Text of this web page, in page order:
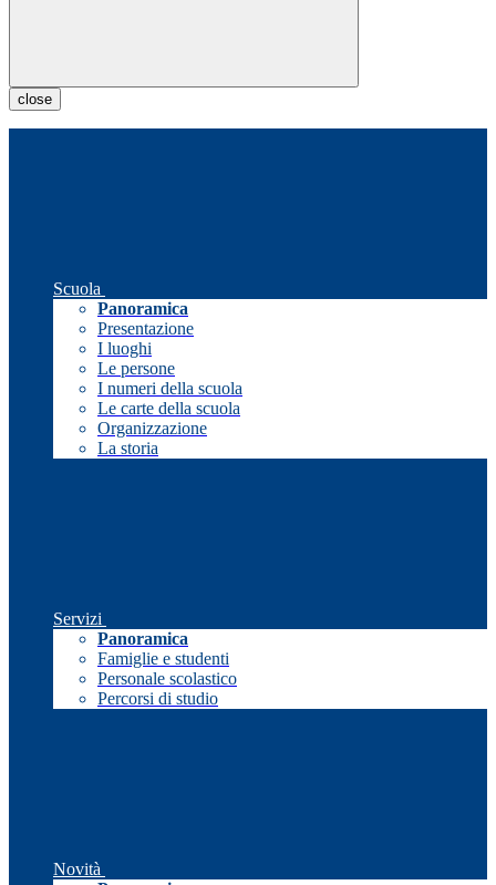
close
Scuola
Panoramica
Presentazione
I luoghi
Le persone
I numeri della scuola
Le carte della scuola
Organizzazione
La storia
Servizi
Panoramica
Famiglie e studenti
Personale scolastico
Percorsi di studio
Novità